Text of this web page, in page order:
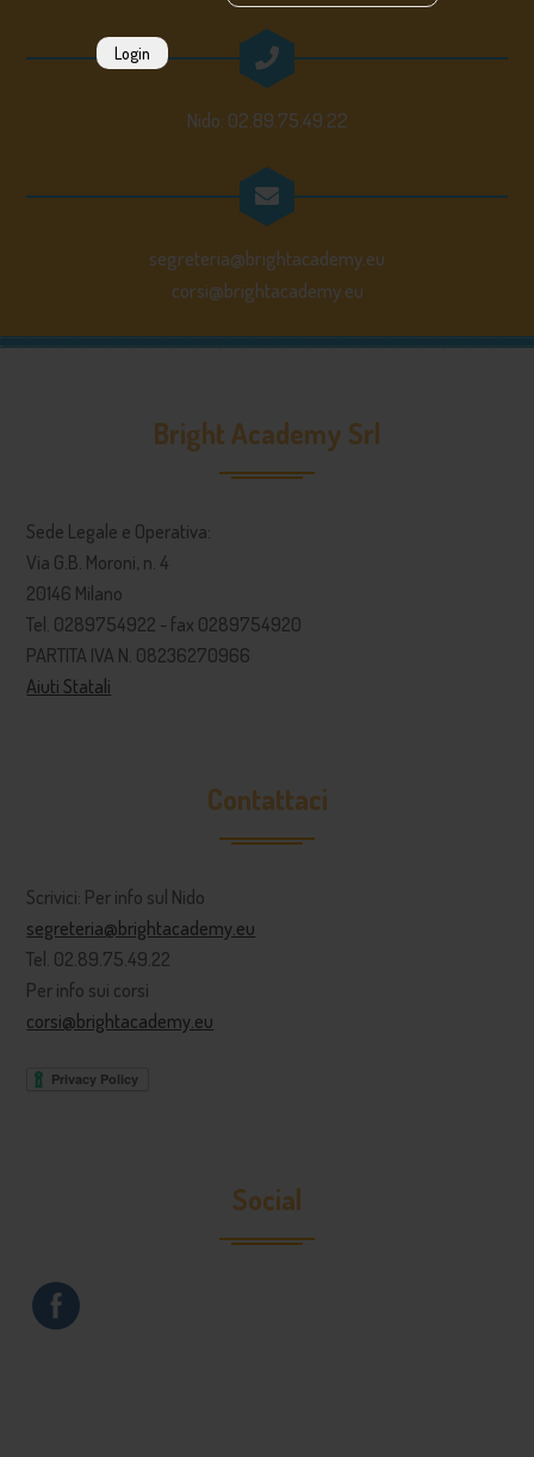
Login
Nido: 02.89.75.49.22
segreteria@brightacademy.eu
corsi@brightacademy.eu
Bright Academy Srl
Sede Legale e Operativa:
Via G.B. Moroni, n. 4
20146 Milano
Tel. 0289754922 - fax 0289754920
PARTITA IVA N. 08236270966
Aiuti Statali
Contattaci
Scrivici: Per info sul Nido
segreteria@brightacademy.eu
Tel. 02.89.75.49.22
Per info sui corsi
corsi@brightacademy.eu
Social